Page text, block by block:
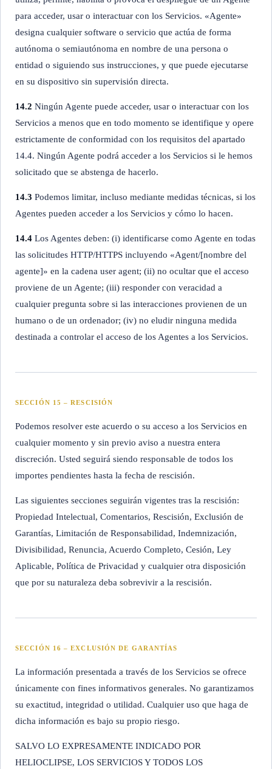
para acceder, usar o interactuar con los Servicios. «Agente»
designa cualquier software o servicio que actúa de forma
autónoma o semiautónoma en nombre de una persona o
entidad o siguiendo sus instrucciones, y que puede ejecutarse
en su dispositivo sin supervisión directa.
14.2 Ningún Agente puede acceder, usar o interactuar con los
Servicios a menos que en todo momento se identifique y opere
estrictamente de conformidad con los requisitos del apartado
14.4. Ningún Agente podrá acceder a los Servicios si le hemos
solicitado que se abstenga de hacerlo.
14.3 Podemos limitar, incluso mediante medidas técnicas, si los
Agentes pueden acceder a los Servicios y cómo lo hacen.
14.4 Los Agentes deben: (i) identificarse como Agente en todas
las solicitudes HTTP/HTTPS incluyendo «Agent/[nombre del
agente]» en la cadena user agent; (ii) no ocultar que el acceso
proviene de un Agente; (iii) responder con veracidad a
cualquier pregunta sobre si las interacciones provienen de un
humano o de un ordenador; (iv) no eludir ninguna medida
destinada a controlar el acceso de los Agentes a los Servicios.
SECCIÓN 15 – RESCISIÓN
Podemos resolver este acuerdo o su acceso a los Servicios en
cualquier momento y sin previo aviso a nuestra entera
discreción. Usted seguirá siendo responsable de todos los
importes pendientes hasta la fecha de rescisión.
Las siguientes secciones seguirán vigentes tras la rescisión:
Propiedad Intelectual, Comentarios, Rescisión, Exclusión de
Garantías, Limitación de Responsabilidad, Indemnización,
Divisibilidad, Renuncia, Acuerdo Completo, Cesión, Ley
Aplicable, Política de Privacidad y cualquier otra disposición
que por su naturaleza deba sobrevivir a la rescisión.
SECCIÓN 16 – EXCLUSIÓN DE GARANTÍAS
La información presentada a través de los Servicios se ofrece
únicamente con fines informativos generales. No garantizamos
su exactitud, integridad o utilidad. Cualquier uso que haga de
dicha información es bajo su propio riesgo.
SALVO LO EXPRESAMENTE INDICADO POR
HELIOCLIPSE, LOS SERVICIOS Y TODOS LOS